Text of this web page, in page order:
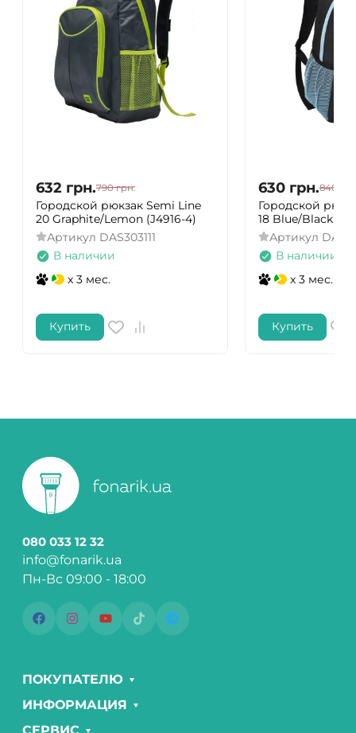
632 грн.790 грн.
Городской рюкзак Semi Line
20 Graphite/Lemon (J4916-4)
Артикул DAS303111
В наличии
x 3 мес.
Купить
630 грн.840
Городской
18 Blue/Black
Артикул
В наличии
x 3 мес.
Купить
080 033 12 32
info@fonarik.ua
Пн-Вс 09:00 - 18:00
ПОКУПАТЕЛЮ
ИНФОРМАЦИЯ
СЕРВИС